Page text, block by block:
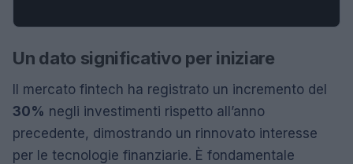
Un dato significativo per iniziare
Il mercato fintech ha registrato un incremento del
30% negli investimenti rispetto all’anno
precedente, dimostrando un rinnovato interesse
per le tecnologie finanziarie. È fondamentale